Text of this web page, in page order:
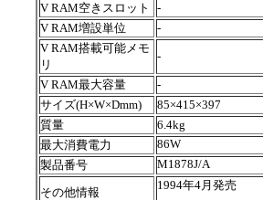
V RAM空きスロット
-
V RAM増設単位
-
V RAM搭載可能メモ
リ
-
V RAM最大容量
-
サイズ(H×W×Dmm)
85×415×397
質量
6.4kg
最大消費電力
86W
製品番号
M1878J/A
その他情報
1994年4月発売